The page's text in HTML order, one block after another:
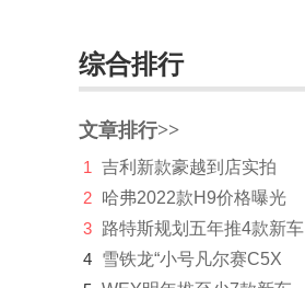
Bollinger Motors
BRP
布加迪
C
长安凯程
综合排行
文章排行>>
1
吉利新款豪越到店实拍
2 哈弗2022款H9价格曝光
3 路特斯规划五年推4款新车
4 雪铁龙“小号凡尔赛C5X